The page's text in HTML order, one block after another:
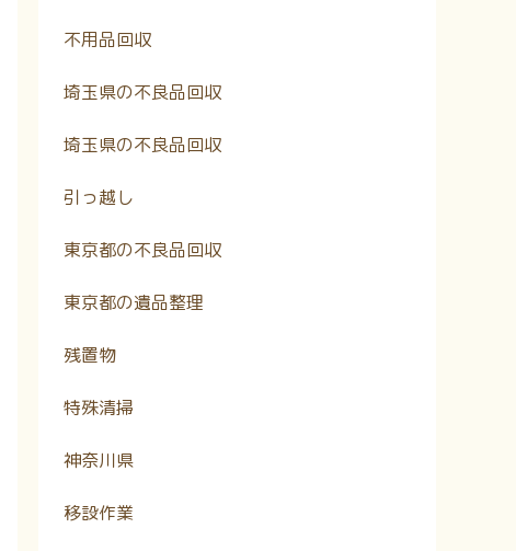
不用品回収
埼玉県の不良品回収
埼玉県の不良品回収
引っ越し
東京都の不良品回収
東京都の遺品整理
残置物
特殊清掃
神奈川県
移設作業